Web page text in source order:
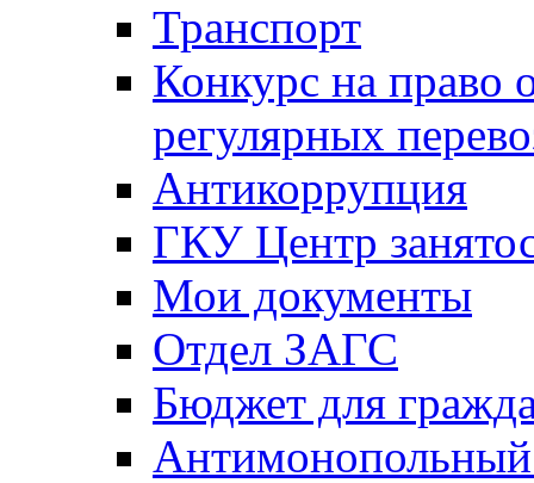
Транспорт
Конкурс на право
регулярных
Антикоррупция
ГКУ Центр
Мои документы
Отдел ЗАГС
Бюджет для
Антимонопольный